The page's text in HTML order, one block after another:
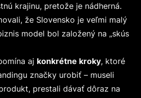
krajinu, pretože je nádherná.
že Slovensko je veľmi malý
model bol založený na „skús
aj konkrétne kroky, ktoré
značky urobiť – museli
prestali dávať dôraz na